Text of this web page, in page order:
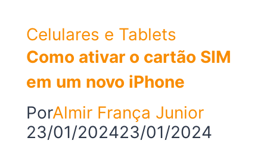
Celulares e Tablets
Como ativar o cartão SIM
em um novo iPhone
PorAlmir França Junior
23/01/202423/01/2024